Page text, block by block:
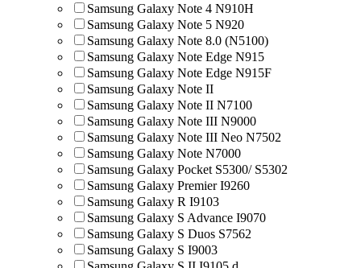
Samsung Galaxy Note 4 N910H
Samsung Galaxy Note 5 N920
Samsung Galaxy Note 8.0 (N5100)
Samsung Galaxy Note Edge N915
Samsung Galaxy Note Edge N915F
Samsung Galaxy Note II
Samsung Galaxy Note II N7100
Samsung Galaxy Note III N9000
Samsung Galaxy Note III Neo N7502
Samsung Galaxy Note N7000
Samsung Galaxy Pocket S5300/ S5302
Samsung Galaxy Premier I9260
Samsung Galaxy R I9103
Samsung Galaxy S Advance I9070
Samsung Galaxy S Duos S7562
Samsung Galaxy S I9003